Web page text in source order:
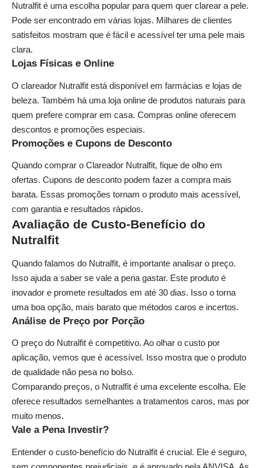
Nutralfit é uma escolha popular para quem quer clarear a pele.
Pode ser encontrado em várias lojas. Milhares de clientes
satisfeitos mostram que é fácil e acessível ter uma pele mais
clara.
Lojas Físicas e Online
O clareador Nutralfit está disponível em farmácias e lojas de
beleza. Também há uma loja online de produtos naturais para
quem prefere comprar em casa. Compras online oferecem
descontos e promoções especiais.
Promoções e Cupons de Desconto
Quando comprar o Clareador Nutralfit, fique de olho em
ofertas. Cupons de desconto podem fazer a compra mais
barata. Essas promoções tornam o produto mais acessível,
com garantia e resultados rápidos.
Avaliação de Custo-Benefício do
Nutralfit
Quando falamos do Nutralfit, é importante analisar o preço.
Isso ajuda a saber se vale a pena gastar. Este produto é
inovador e promete resultados em até 30 dias. Isso o torna
uma boa opção, mais barato que métodos caros e incertos.
Análise de Preço por Porção
O preço do Nutralfit é competitivo. Ao olhar o custo por
aplicação, vemos que é acessível. Isso mostra que o produto
de qualidade não pesa no bolso.
Comparando preços, o Nutralfit é uma excelente escolha. Ele
oferece resultados semelhantes a tratamentos caros, mas por
muito menos.
Vale a Pena Investir?
Entender o custo-benefício do Nutralfit é crucial. Ele é seguro,